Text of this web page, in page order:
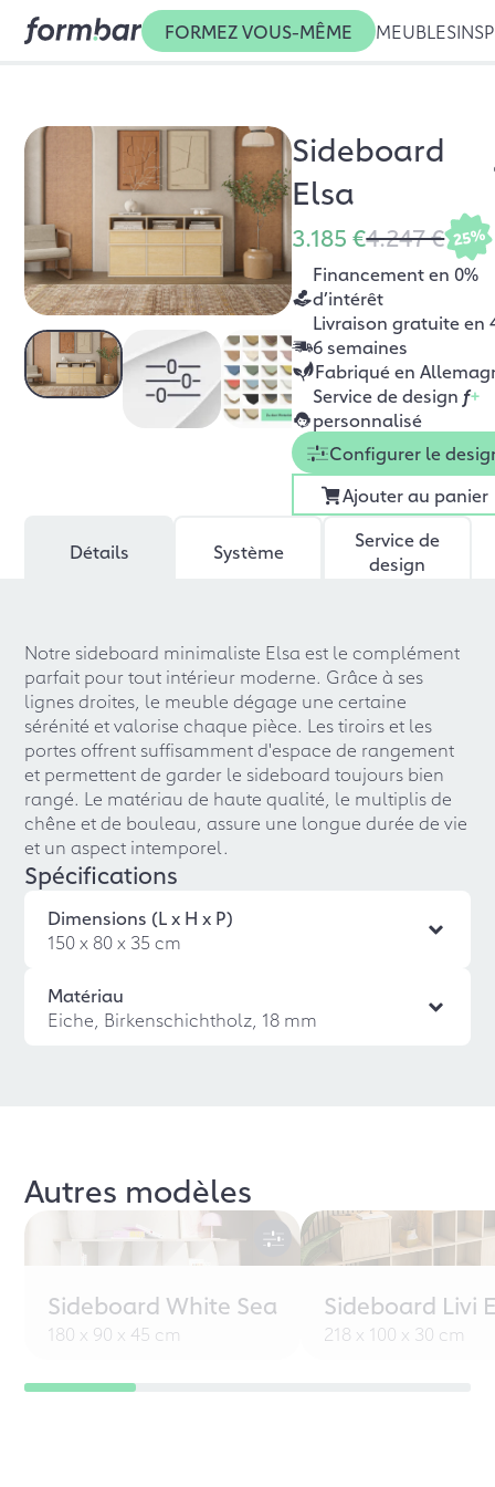
FORMEZ VOUS-MÊME MEUBLES
Sideboard
Elsa
3.185 €4.247 € 25%
Financement en 0%
d’intérêt
Livraison gratuite en
6 semaines
Fabriqué en
Service de design f+
personnalisé
Configurer le
Ajouter au panier
Détails Système
Service de
design
Notre sideboard minimaliste Elsa est le complément
parfait pour tout intérieur moderne. Grâce à ses
lignes droites, le meuble dégage une certaine
sérénité et valorise chaque pièce. Les tiroirs et les
portes offrent suffisamment d'espace de rangement
et permettent de garder le sideboard toujours bien
rangé. Le matériau de haute qualité, le multiplis de
chêne et de bouleau, assure une longue durée de vie
et un aspect intemporel.
Spécifications
Dimensions (L x H x P)
150 x 80 x 35 cm
Matériau
Eiche, Birkenschichtholz, 18 mm
Autres modèles
Sideboard White Sea
180 x 90 x 45 cm
Sideboard Livi
218 x 100 x 30 cm